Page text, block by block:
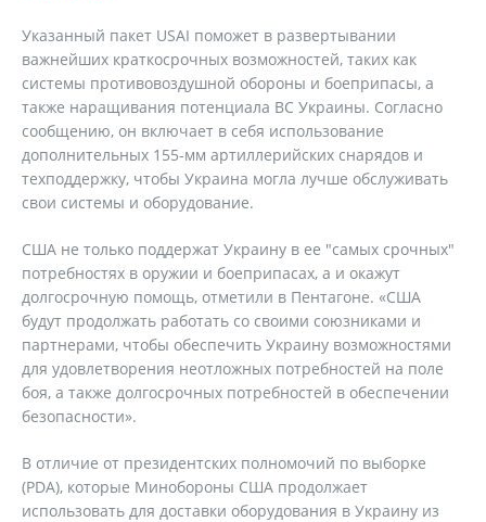
Указанный пакет USAI поможет в развертывании
важнейших краткосрочных возможностей, таких как
системы противовоздушной обороны и боеприпасы, а
также наращивания потенциала ВС Украины. Согласно
сообщению, он включает в себя использование
дополнительных 155-мм артиллерийских снарядов и
техподдержку, чтобы Украина могла лучше обслуживать
свои системы и оборудование.
США не только поддержат Украину в ее "самых срочных"
потребностях в оружии и боеприпасах, а и окажут
долгосрочную помощь, отметили в Пентагоне. «США
будут продолжать работать со своими союзниками и
партнерами, чтобы обеспечить Украину возможностями
для удовлетворения неотложных потребностей на поле
боя, а также долгосрочных потребностей в обеспечении
безопасности».
В отличие от президентских полномочий по выборке
(PDA), которые Минобороны США продолжает
использовать для доставки оборудования в Украину из